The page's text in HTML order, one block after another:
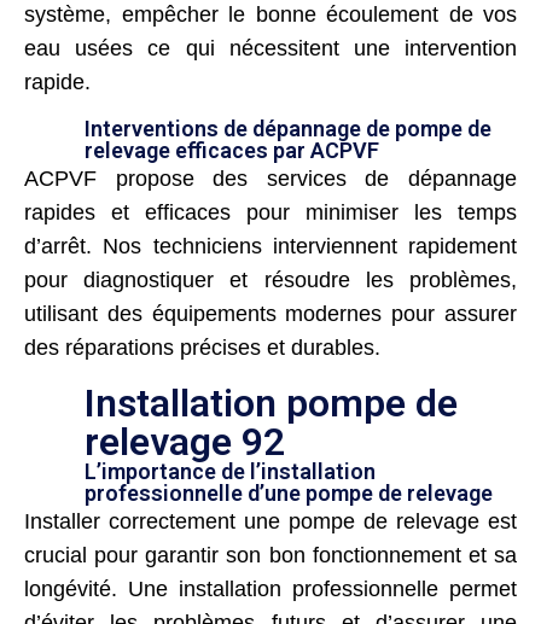
système, empêcher le bonne écoulement de vos
eau usées ce qui nécessitent une intervention
rapide.
Interventions de dépannage de pompe de
relevage efficaces par ACPVF
ACPVF propose des services de dépannage
rapides et efficaces pour minimiser les temps
d’arrêt. Nos techniciens interviennent rapidement
pour diagnostiquer et résoudre les problèmes,
utilisant des équipements modernes pour assurer
des réparations précises et durables.
Installation pompe de
relevage 92
L’importance de l’installation
professionnelle d’une pompe de relevage
Installer correctement une pompe de relevage est
crucial pour garantir son bon fonctionnement et sa
longévité. Une installation professionnelle permet